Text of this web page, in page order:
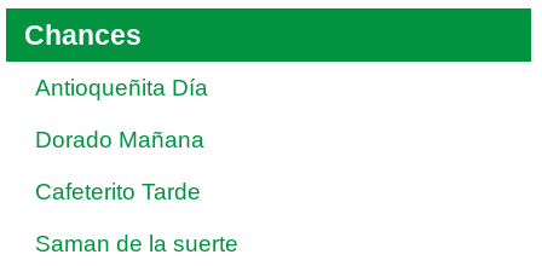
Chances
Antioqueñita Día
Dorado Mañana
Cafeterito Tarde
Saman de la suerte